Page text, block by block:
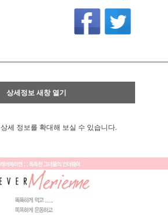
상세정보 새창 열기
상세 정보를 확대해 보실 수 있습니다.